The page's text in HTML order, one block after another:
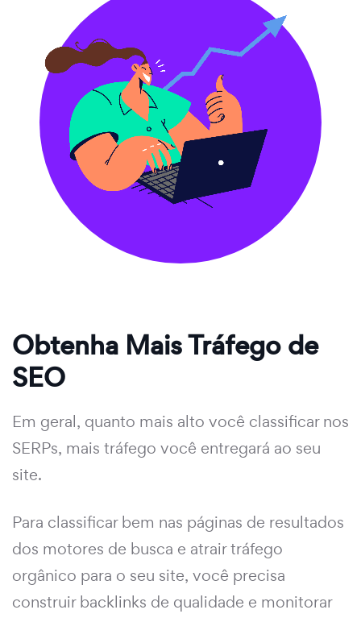
Obtenha Mais Tráfego de
SEO
Em geral, quanto mais alto você classificar nos
SERPs, mais tráfego você entregará ao seu
site.
Para classificar bem nas páginas de resultados
dos motores de busca e atrair tráfego
orgânico para o seu site, você precisa
construir backlinks de qualidade e monitorar